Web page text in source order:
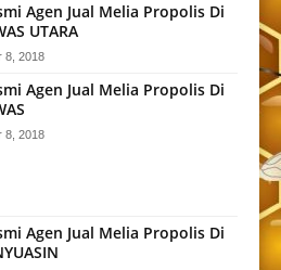
Agen Jual Melia Propolis Di
UTARA
8, 2018
Agen Jual Melia Propolis Di
8, 2018
Agen Jual Melia Propolis Di